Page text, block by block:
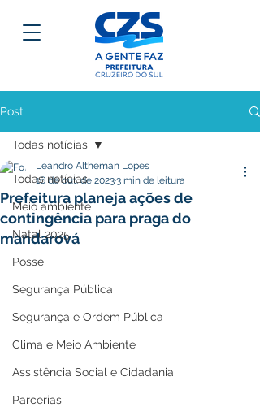
Post
Todas notícias
Meio ambiente
Natal 2025
Posse
Segurança Pública
Segurança e Ordem Pública
Clima e Meio Ambiente
Assistência Social e Cidadania
Parcerias
Todas notícias
Prefeitura planeja ações de
contingência para praga do
mandarová
Leandro Altheman Lopes
16 de out. de 20233 min de leitura